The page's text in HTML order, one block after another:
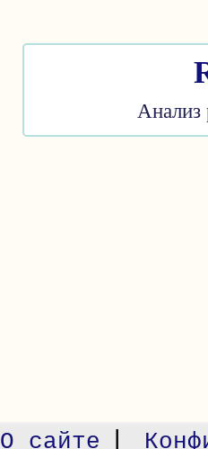
Анализ
О сайте